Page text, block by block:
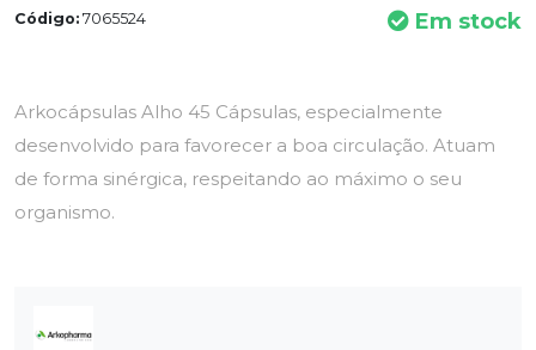
Código: 7065524 Em stock
Arkocápsulas Alho 45 Cápsulas, especialmente
desenvolvido para favorecer a boa circulação. Atuam
de forma sinérgica, respeitando ao máximo o seu
organismo.